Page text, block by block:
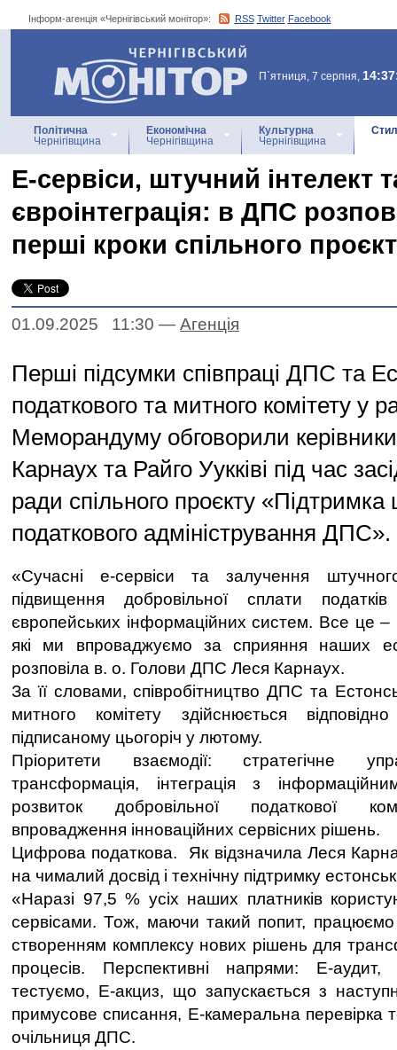
Інформ-агенція «Чернігівський монітор»: RSS Twitter Facebook
Інформ-агенція
«Чернігівський монітор»
П`ятниця, 7 серпня,
Політична
Чернігівщина
Економічна
Чернігівщина
Культурна
Чернігівщина
Е-сервіси, штучний інтелект
євроінтеграція: в ДПС
перші кроки спільного
01.09.2025 11:30 — Агенцiя
Перші підсумки співпраці ДПС та
податкового та митного комітету у
Меморандуму обговорили
Карнаух та Райго Уукківі під час
ради спільного проєкту «Підтримка
податкового адміністрування ДПС».
«Сучасні е-сервіси та залучення
підвищення добровільної сплати
європейських інформаційних систем. Все це
які ми впроваджуємо за сприяння наших
розповіла в. о. Голови ДПС Леся Карнаух.
За її словами, співробітництво ДПС та
митного комітету здійснюється
підписаному цьогоріч у лютому.
Пріоритети взаємодії: стратегічне
трансформація, інтеграція з
розвиток добровільної податкової
впровадження інноваційних сервісних рішень.
Цифрова податкова. Як відзначила Леся
на чималий досвід і технічну підтримку
«Наразі 97,5 % усіх наших платників
сервісами. Тож, маючи такий попит,
створенням комплексу нових рішень для
процесів. Перспективні напрями: Е-
тестуємо, Е-акциз, що запускається з
примусове списання, Е-камеральна перевірка
очільниця ДПС.